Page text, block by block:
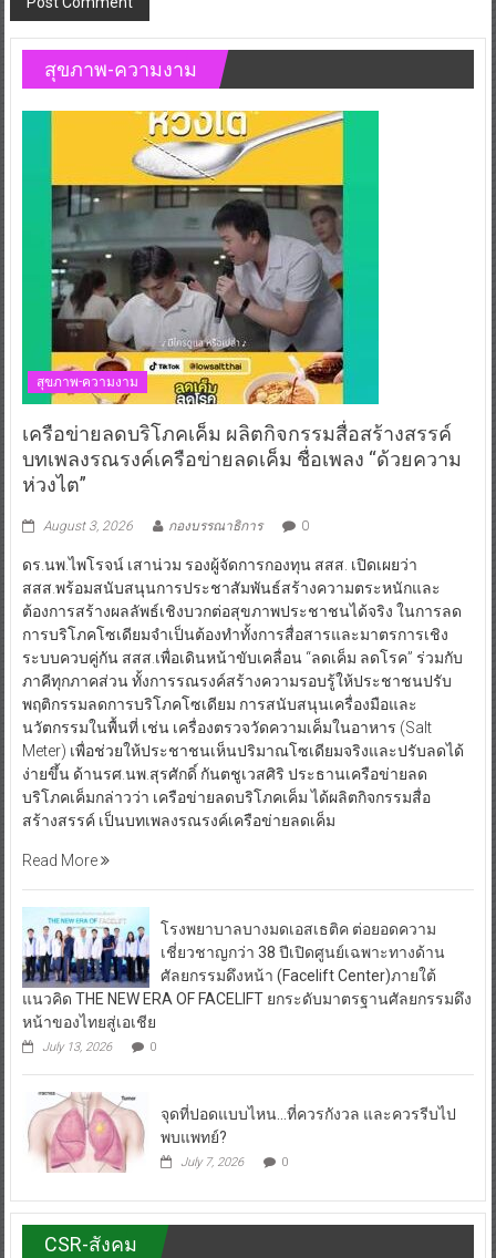
สุขภาพ-ความงาม
สุขภาพ-ความงาม
เครือข่ายลดบริโภคเค็ม ผลิตกิจกรรมสื่อสร้างสรรค์
บทเพลงรณรงค์เครือข่ายลดเค็ม ชื่อเพลง “ด้วยความ
ห่วงไต”
August 3, 2026 กองบรรณาธิการ 0
ดร.นพ.ไพโรจน์ เสาน่วม รองผู้จัดการกองทุน สสส. เปิดเผยว่า
สสส.พร้อมสนับสนุนการประชาสัมพันธ์สร้างความตระหนักและ
ต้องการสร้างผลลัพธ์เชิงบวกต่อสุขภาพประชาชนได้จริง ในการลด
การบริโภคโซเดียมจำเป็นต้องทำทั้งการสื่อสารและมาตรการเชิง
ระบบควบคู่กัน สสส.เพื่อเดินหน้าขับเคลื่อน “ลดเค็ม ลดโรค” ร่วมกับ
ภาคีทุกภาคส่วน ทั้งการรณรงค์สร้างความรอบรู้ให้ประชาชนปรับ
พฤติกรรมลดการบริโภคโซเดียม การสนับสนุนเครื่องมือและ
นวัตกรรมในพื้นที่ เช่น เครื่องตรวจวัดความเค็มในอาหาร (Salt
Meter) เพื่อช่วยให้ประชาชนเห็นปริมาณโซเดียมจริงและปรับลดได้
ง่ายขึ้น ด้านรศ.นพ.สุรศักดิ์ กันตชูเวสศิริ ประธานเครือข่ายลด
บริโภคเค็มกล่าวว่า เครือข่ายลดบริโภคเค็ม ได้ผลิตกิจกรรมสื่อ
สร้างสรรค์ เป็นบทเพลงรณรงค์เครือข่ายลดเค็ม
Read More
โรงพยาบาลบางมดเอสเธติค ต่อยอดความ
เชี่ยวชาญกว่า 38 ปีเปิดศูนย์เฉพาะทางด้าน
ศัลยกรรมดึงหน้า (Facelift Center)ภายใต้
แนวคิด THE NEW ERA OF FACELIFT ยกระดับมาตรฐานศัลยกรรมดึง
หน้าของไทยสู่เอเชีย
July 13, 2026 0
จุดที่ปอดแบบไหน…ที่ควรกังวล และควรรีบไป
พบแพทย์?
July 7, 2026 0
CSR-สังคม